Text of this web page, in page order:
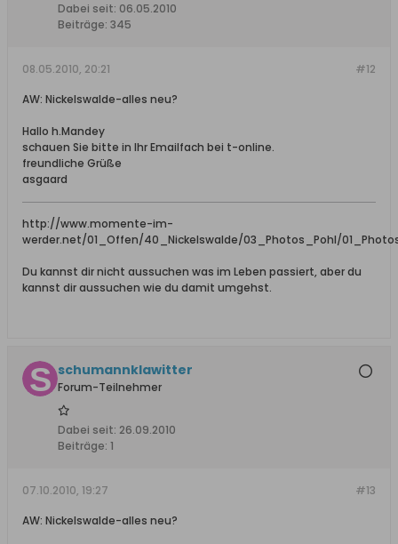
Dabei seit: 06.05.2010
Beiträge: 345
#12
08.05.2010, 20:21
AW: Nickelswalde-alles neu?
Hallo h.Mandey
schauen Sie bitte in Ihr Emailfach bei t-online.
freundliche Grüße
asgaard
http://www.momente-im-
werder.net/01_Offen/40_Nickelswalde/03_Photos_Pohl/
Du kannst dir nicht aussuchen was im Leben passiert, aber du
kannst dir aussuchen wie du damit umgehst.
schumannklawitter
Forum-Teilnehmer
Dabei seit: 26.09.2010
Beiträge: 1
#13
07.10.2010, 19:27
AW: Nickelswalde-alles neu?